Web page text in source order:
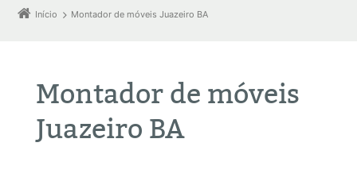
Início Montador de móveis Juazeiro BA
Montador de móveis
Juazeiro BA